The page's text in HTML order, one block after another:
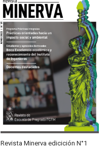
Revista Minerva edicición N°1